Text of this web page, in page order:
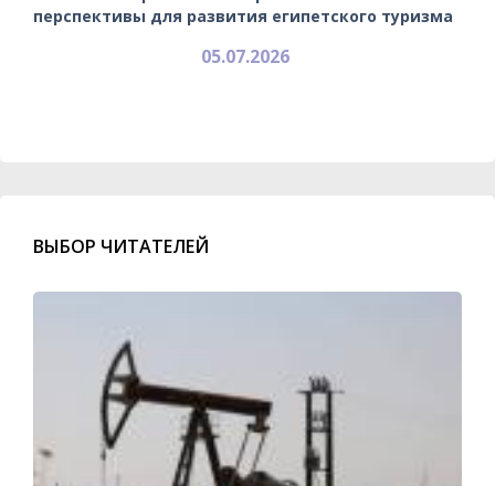
перспективы для развития египетского туризма
05.07.2026
ВЫБОР ЧИТАТЕЛЕЙ